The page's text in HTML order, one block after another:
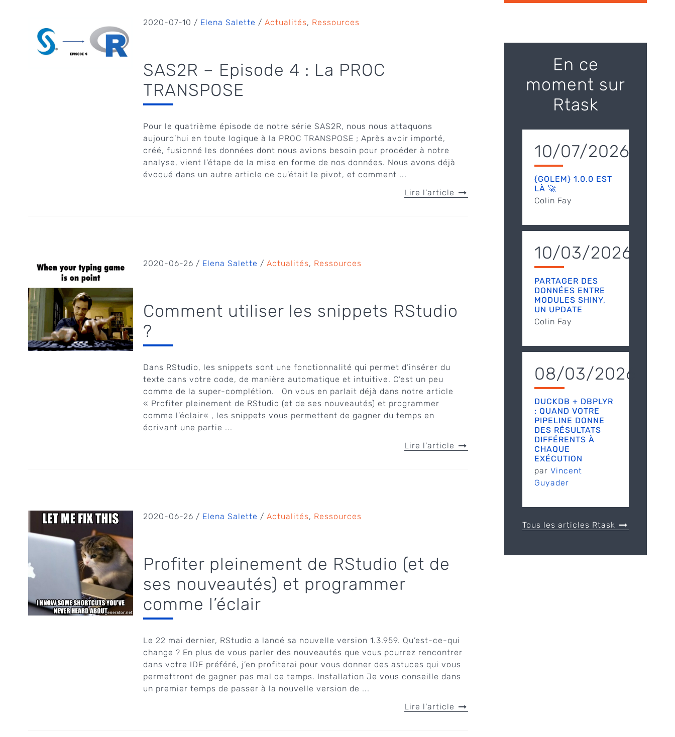
2020-07-10 / Elena Salette / Actualités, Ressources
SAS2R – Episode 4 : La PROC
TRANSPOSE
Pour le quatrième épisode de notre série SAS2R, nous nous attaquons
aujourd’hui en toute logique à la PROC TRANSPOSE ; Après avoir importé,
créé, fusionné les données dont nous avions besoin pour procéder à notre
analyse, vient l’étape de la mise en forme de nos données. Nous avons déjà
évoqué dans un autre article ce qu’était le pivot, et comment ...
Lire l'article
2020-06-26 / Elena Salette / Actualités, Ressources
Comment utiliser les snippets RStudio
?
Dans RStudio, les snippets sont une fonctionnalité qui permet d’insérer du
texte dans votre code, de manière automatique et intuitive. C’est un peu
comme de la super-complétion. On vous en parlait déjà dans notre article
« Profiter pleinement de RStudio (et de ses nouveautés) et programmer
comme l’éclair« , les snippets vous permettent de gagner du temps en
écrivant une partie ...
Lire l'article
2020-06-26 / Elena Salette / Actualités, Ressources
Profiter pleinement de RStudio (et de
ses nouveautés) et programmer
comme l’éclair
Le 22 mai dernier, RStudio a lancé sa nouvelle version 1.3.959. Qu’est-ce-qui
change ? En plus de vous parler des nouveautés que vous pourrez rencontrer
dans votre IDE préféré, j’en profiterai pour vous donner des astuces qui vous
permettront de gagner pas mal de temps. Installation Je vous conseille dans
un premier temps de passer à la nouvelle version de ...
Lire l'article
En ce
moment sur
Rtask
10/07/2026
{GOLEM} 1.0.0 EST
LÀ 🚀
Colin Fay
10/03/2026
PARTAGER DES
DONNÉES ENTRE
MODULES SHINY,
UN UPDATE
Colin Fay
08/03/2026
DUCKDB + DBPLYR
: QUAND VOTRE
PIPELINE DONNE
DES RÉSULTATS
DIFFÉRENTS À
CHAQUE
EXÉCUTION
par Vincent
Guyader
Tous les articles Rtask